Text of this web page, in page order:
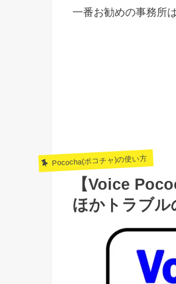
一番お勧めの事務所
Pococha(ポコチャ)の使い方
【Voice
ほかトラブル